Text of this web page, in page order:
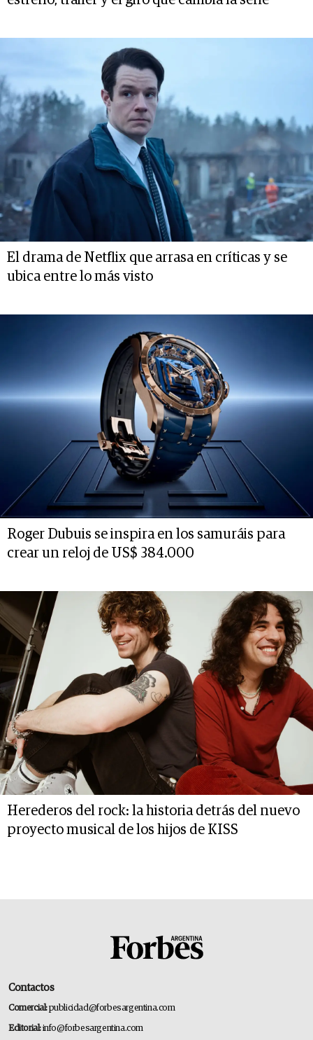
El drama de Netflix que arrasa en críticas y se
ubica entre lo más visto
Roger Dubuis se inspira en los samuráis para
crear un reloj de US$ 384.000
Herederos del rock: la historia detrás del nuevo
proyecto musical de los hijos de KISS
Contactos
Comercial:publicidad@forbesargentina.com
Editorial:info@forbesargentina.com